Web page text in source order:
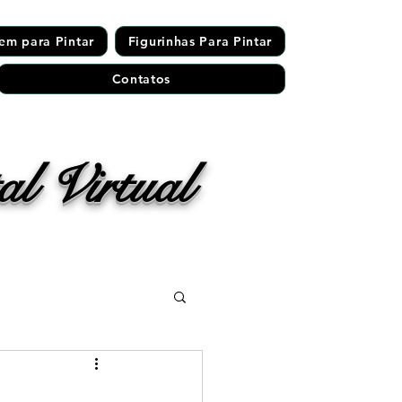
para Pintar Figurinhas Para Pintar
Contatos
Virtual